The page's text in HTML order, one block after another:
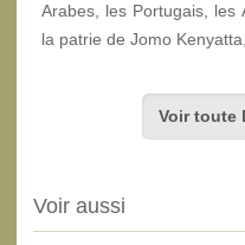
Arabes, les Portugais, les
la patrie de Jomo
Voir toute
Voir aussi